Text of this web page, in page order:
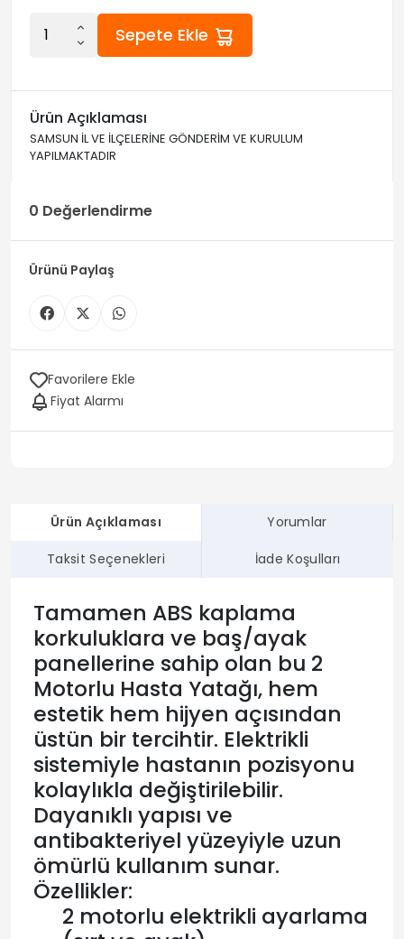
Sepete Ekle
Ürün Açıklaması
SAMSUN İL VE İLÇELERİNE GÖNDERİM VE KURULUM
YAPILMAKTADIR
0 Değerlendirme
Ürünü Paylaş
Favorilere Ekle
Fiyat Alarmı
Ürün Açıklaması Yorumlar
Taksit Seçenekleri İade Koşulları
Tamamen ABS kaplama
korkuluklara ve baş/ayak
panellerine sahip olan bu 2
Motorlu Hasta Yatağı, hem
estetik hem hijyen açısından
üstün bir tercihtir. Elektrikli
sistemiyle hastanın pozisyonu
kolaylıkla değiştirilebilir.
Dayanıklı yapısı ve
antibakteriyel yüzeyiyle uzun
ömürlü kullanım sunar.
Özellikler:
2 motorlu elektrikli ayarlama